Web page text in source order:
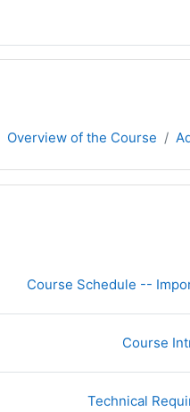
Overview of the Course
Course Schedule --صفحة
Courseصفحة
Technicalصفحة